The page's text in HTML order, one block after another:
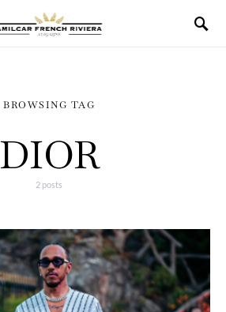
BROWSING TAG
DIOR
2 posts